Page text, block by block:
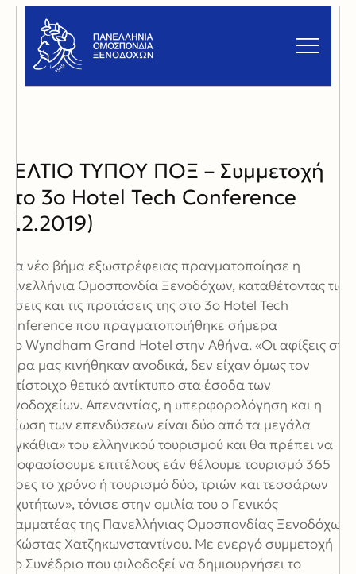
ΔΕΛΤΙΟ ΤΥΠΟΥ ΠΟΞ – Συμμετοχή
στο 3ο Hotel Tech Conference
(7.2.2019)
Ένα νέο βήμα εξωστρέφειας πραγματοποίησε η
Πανελλήνια Ομοσπονδία Ξενοδόχων, καταθέτοντας τις
θέσεις και τις προτάσεις της στο 3ο Hotel Tech
Conference που πραγματοποιήθηκε σήμερα
στο Wyndham Grand Hotel στην Αθήνα. «Οι αφίξεις στη
χώρα μας κινήθηκαν ανοδικά, δεν είχαν όμως τον
αντίστοιχο θετικό αντίκτυπο στα έσοδα των
ξενοδοχείων. Απεναντίας, η υπερφορολόγηση και η
μείωση των επενδύσεων είναι δύο από τα μεγάλα
«αγκάθια» του ελληνικού τουρισμού και θα πρέπει να
αποφασίσουμε επιτέλους εάν θέλουμε τουρισμό 365
μέρες το χρόνο ή τουρισμό δύο, τριών και τεσσάρων
ταχυτήτων», τόνισε στην ομιλία του ο Γενικός
Γραμματέας της Πανελλήνιας Ομοσπονδίας Ξενοδόχων
κ. Κώστας Χατζηκωνσταντίνου. Με ενεργό συμμετοχή
στο Συνέδριο που φιλοδοξεί να δημιουργήσει το